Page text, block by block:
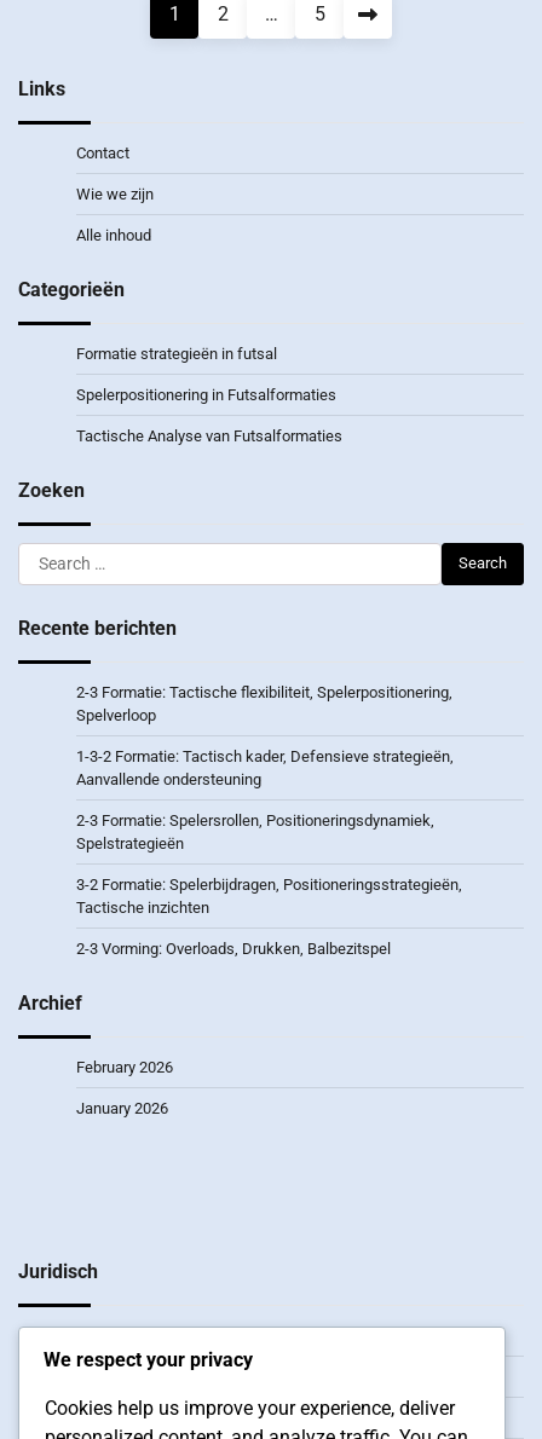
1 2 … 5
Links
Contact
Wie we zijn
Alle inhoud
Categorieën
Formatie strategieën in futsal
Spelerpositionering in Futsalformaties
Tactische Analyse van Futsalformaties
Zoeken
Search
for:
Recente berichten
2-3 Formatie: Tactische flexibiliteit, Spelerpositionering,
Spelverloop
1-3-2 Formatie: Tactisch kader, Defensieve strategieën,
Aanvallende ondersteuning
2-3 Formatie: Spelersrollen, Positioneringsdynamiek,
Spelstrategieën
3-2 Formatie: Spelerbijdragen, Positioneringsstrategieën,
Tactische inzichten
2-3 Vorming: Overloads, Drukken, Balbezitspel
Archief
February 2026
January 2026
Juridisch
Wie we zijn
Jouw privacy
We respect your privacy
Cookies help us improve your experience, deliver